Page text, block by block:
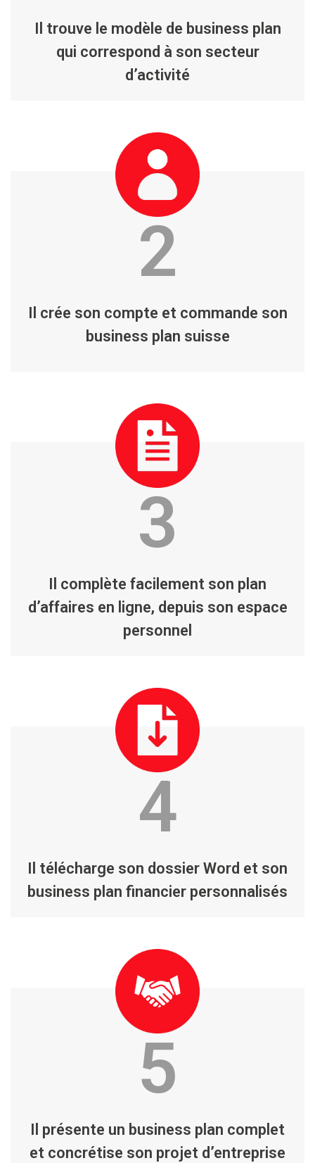
Il trouve le modèle de business plan
qui correspond à son secteur
d’activité
2
Il crée son compte et commande son
business plan suisse
3
Il complète facilement son plan
d’affaires en ligne, depuis son espace
personnel
4
Il télécharge son dossier Word et son
business plan financier personnalisés
5
Il présente un business plan complet
et concrétise son projet d’entreprise